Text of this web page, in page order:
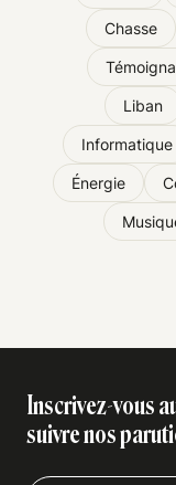
Chasse
Liban
Informatique
Énergie
Inscrivez-vous
suivre nos